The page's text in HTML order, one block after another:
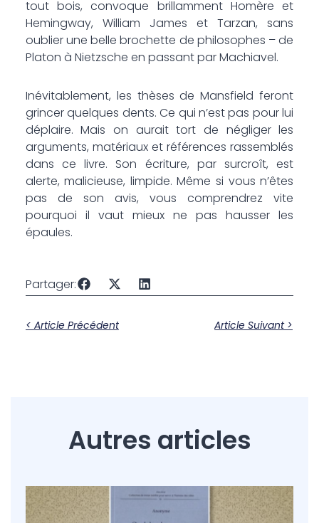
tout bois, ­convoque brillamment Homère et
Hemingway, William James et Tarzan, sans
oublier une belle brochette de philosophes – de
Platon à Nietzsche en passant par ­Machiavel.
Inévitablement, les thèses de Mansfield feront
grincer quelques dents. Ce qui n’est pas pour lui
déplaire. Mais on aurait tort de négliger les
arguments, matériaux et références rassemblés
dans ce livre. Son écriture, par surcroît, est
alerte, malicieuse, limpide. Même si vous n’êtes
pas de son avis, vous comprendrez vite
pourquoi il vaut mieux ne pas hausser les
épaules.
Partager:
< Article Précédent Article Suivant >
Autres articles